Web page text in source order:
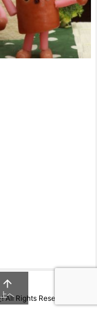
!All Rights Reserved.

上へ